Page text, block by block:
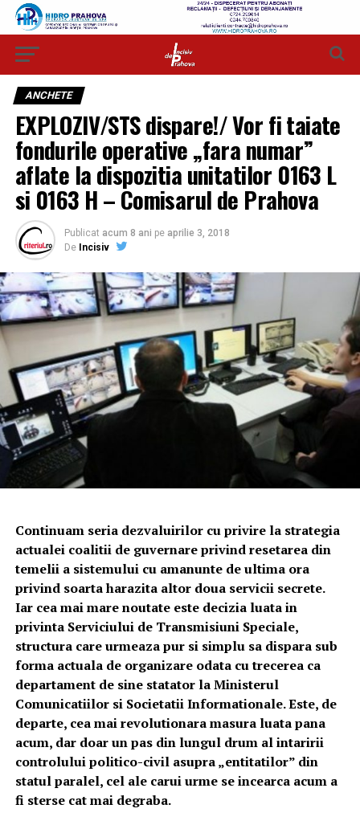
ANCHETE
EXPLOZIV/STS dispare!/ Vor fi taiate
fondurile operative „fara numar”
aflate la dispozitia unitatilor 0163 L
si 0163 H – Comisarul de Prahova
Publicat acum 8 ani pe aprilie 3, 2018
De Incisiv
Continuam seria dezvaluirilor cu privire la strategia
actualei coalitii de guvernare privind resetarea din
temelii a sistemului cu amanunte de ultima ora
privind soarta harazita altor doua servicii secrete.
Iar cea mai mare noutate este decizia luata in
privinta Serviciului de Transmisiuni Speciale,
structura care urmeaza pur si simplu sa dispara sub
forma actuala de organizare odata cu trecerea ca
departament de sine statator la Ministerul
Comunicatiilor si Societatii Informationale. Este, de
departe, cea mai revolutionara masura luata pana
acum, dar doar un pas din lungul drum al intaririi
controlului politico-civil asupra „entitatilor” din
statul paralel, cel ale carui urme se incearca acum a
fi sterse cat mai degraba.